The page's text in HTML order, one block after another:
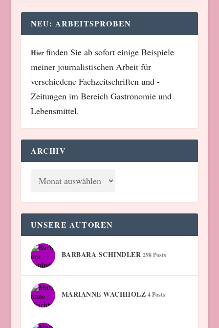
NEU: ARBEITSPROBEN
Hierfinden Sie ab sofort einige Beispiele
meiner journalistischen Arbeit für
verschiedene Fachzeitschriften und -
Zeitungen im Bereich Gastronomie und
Lebensmittel.
ARCHIV
UNSERE AUTOREN
BARBARA SCHINDLER 298 Posts
MARIANNE WACHHOLZ 4 Posts